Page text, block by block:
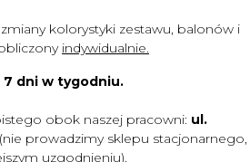
kolorystyki zestawu, balonów i
indywidualnie.
7 dni w tygodniu.
obok naszej pracowni: ul.
(nie prowadzimy sklepu stacjonarnego,
uzgodnieniu).